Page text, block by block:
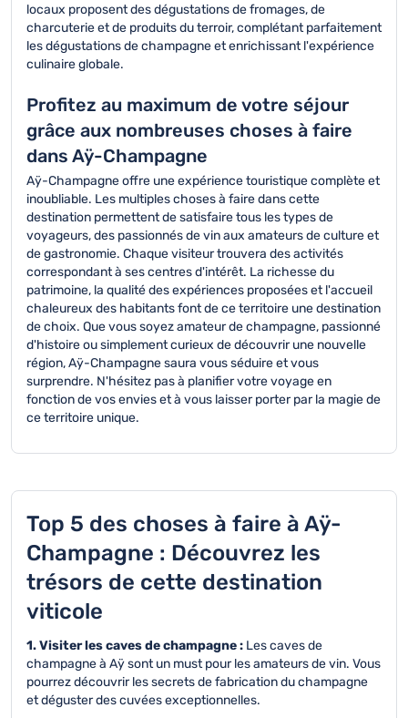
locaux proposent des dégustations de fromages, de
charcuterie et de produits du terroir, complétant parfaitement
les dégustations de champagne et enrichissant l'expérience
culinaire globale.
Profitez au maximum de votre séjour
grâce aux nombreuses choses à faire
dans Aÿ-Champagne
Aÿ-Champagne offre une expérience touristique complète et
inoubliable. Les multiples choses à faire dans cette
destination permettent de satisfaire tous les types de
voyageurs, des passionnés de vin aux amateurs de culture et
de gastronomie. Chaque visiteur trouvera des activités
correspondant à ses centres d'intérêt. La richesse du
patrimoine, la qualité des expériences proposées et l'accueil
chaleureux des habitants font de ce territoire une destination
de choix. Que vous soyez amateur de champagne, passionné
d'histoire ou simplement curieux de découvrir une nouvelle
région, Aÿ-Champagne saura vous séduire et vous
surprendre. N'hésitez pas à planifier votre voyage en
fonction de vos envies et à vous laisser porter par la magie de
ce territoire unique.
Top 5 des choses à faire à Aÿ-
Champagne : Découvrez les
trésors de cette destination
viticole
1. Visiter les caves de champagne : Les caves de
champagne à Aÿ sont un must pour les amateurs de vin. Vous
pourrez découvrir les secrets de fabrication du champagne
et déguster des cuvées exceptionnelles.